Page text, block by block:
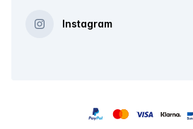
Instagram